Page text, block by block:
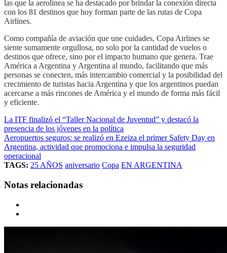
las que la aerolínea se ha destacado por brindar la conexión directa
con los 81 destinos que hoy forman parte de las rutas de Copa
Airlines.
Como compañía de aviación que une cuidades, Copa Airlines se
siente sumamente orgullosa, no solo por la cantidad de vuelos o
destinos que ofrece, sino por el impacto humano que genera. Trae
América a Argentina y Argentina al mundo, facilitando que más
personas se conecten, más intercambio comercial y la posibilidad del
crecimiento de turistas hacia Argentina y que los argentinos puedan
acercarse a más rincones de América y el mundo de forma más fácil
y eficiente.
La ITF finalizó el “Taller Nacional de Juventud” y destacó la
presencia de los jóvenes en la política
Aeropuertos seguros: se realizó en Ezeiza el primer Safety Day en
Argentina, actividad que promociona e impulsa la seguridad
operacional
TAGS: 25 AÑOS aniversario Copa EN ARGENTINA
Notas relacionadas